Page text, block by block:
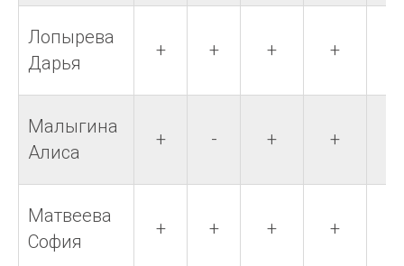
Лопырева
Дарья
+ + + +
Малыгина
Алиса
+ - + +
Матвеева
София
+ + + +